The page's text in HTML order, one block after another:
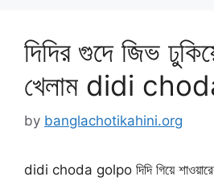
দিদির গুদে জিভ
খেলাম didi
by banglachotikahini.org
didi choda golpo দিদি গিয়ে